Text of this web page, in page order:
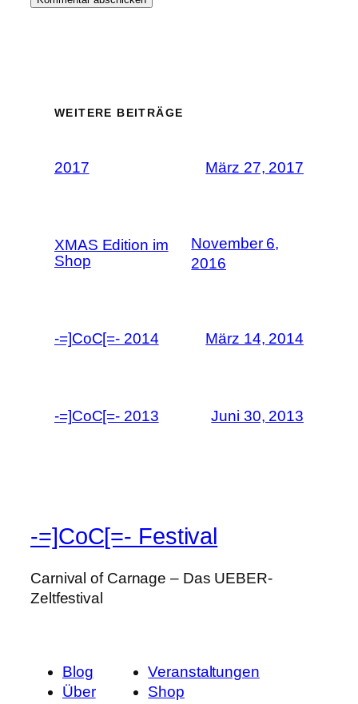
WEITERE BEITRÄGE
2017 März 27, 2017
XMAS Edition im
Shop
November 6,
2016
-=]CoC[=- 2014 März 14, 2014
-=]CoC[=- 2013 Juni 30, 2013
-=]CoC[=- Festival
Carnival of Carnage – Das UEBER-
Zeltfestival
Blog
Über
Veranstaltungen
Shop